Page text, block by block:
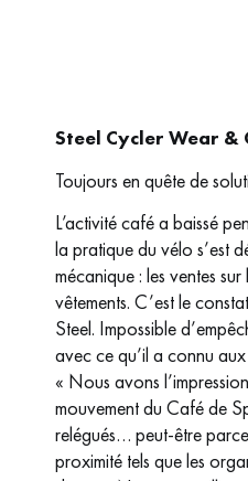
Steel Cycler Wear &
Toujours en quête de
L’activité café a baissé
la pratique du vélo s’est
mécanique : les ventes
vêtements. C’est le
Steel. Impossible
avec ce qu’il a connu
« Nous avons
mouvement du Café de
relégués… peut-être
proximité tels que les